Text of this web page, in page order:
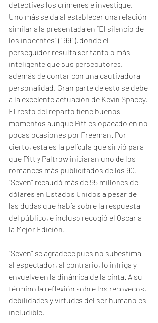
detectives los crímenes e investigue.
Uno más se da al establecer una relación
similar a la presentada en “El silencio de
los inocentes” (1991), donde el
perseguidor resulta ser tanto o más
inteligente que sus persecutores,
además de contar con una cautivadora
personalidad. Gran parte de esto se debe
a la excelente actuación de Kevin Spacey.
El resto del reparto tiene buenos
momentos aunque Pitt es opacado en no
pocas ocasiones por Freeman. Por
cierto, esta es la película que sirvió para
que Pitt y Paltrow iniciaran uno de los
romances más publicitados de los 90.
“Seven” recaudó más de 95 millones de
dólares en Estados Unidos a pesar de
las dudas que había sobre la respuesta
del público, e incluso recogió el Oscar a
la Mejor Edición.
“Seven” se agradece pues no subestima
al espectador, al contrario, lo intriga y
envuelve en la dinámica de la cinta. A su
término la reflexión sobre los recovecos,
debilidades y virtudes del ser humano es
ineludible.